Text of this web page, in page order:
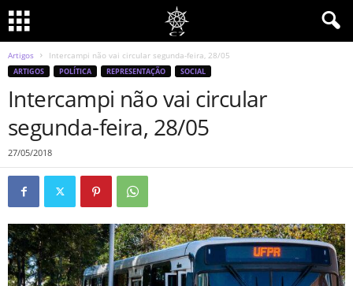
Artigos Intercampi não vai circular segunda-feira, 28/05
ARTIGOS POLÍTICA REPRESENTAÇÃO SOCIAL
Intercampi não vai circular
segunda-feira, 28/05
27/05/2018